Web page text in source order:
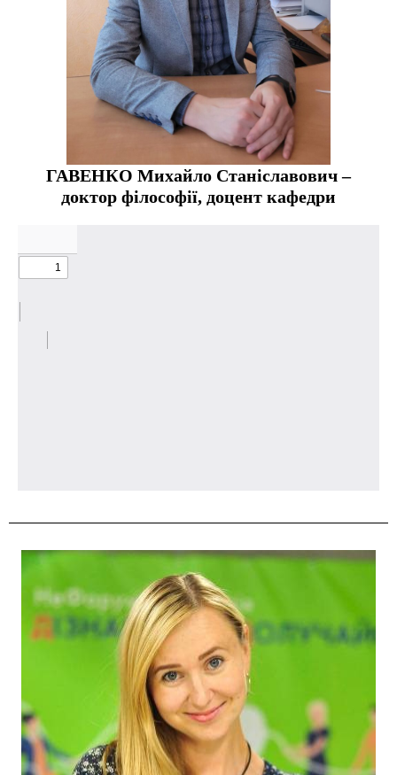
ГАВЕНКО Михайло Станіславович –
доктор філософії, доцент кафедри